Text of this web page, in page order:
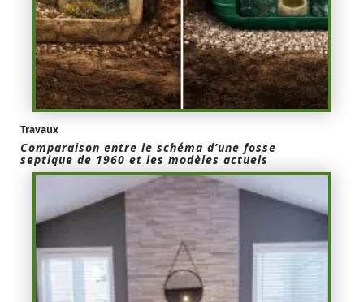
Travaux
Comparaison entre le schéma d’une fosse
septique de 1960 et les modèles actuels